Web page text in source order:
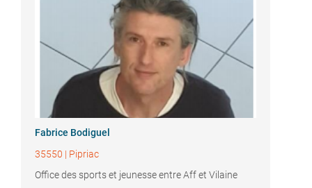
Fabrice Bodiguel
35550 | Pipriac
Office des sports et jeunesse entre Aff et Vilaine